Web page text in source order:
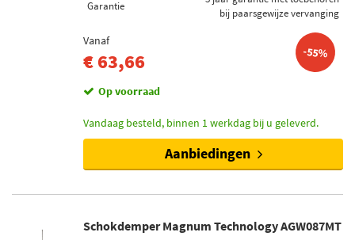
Veerdragende schokdemper (1)
Schokdemper bevestigingstype
Pen bovenaan (90)
Oog onderaan (55)
Klem onderaan (6)
Garantie
bij paarsgewijze vervanging
Vanaf
€ 63,66 -55%
Op voorraad
Vandaag besteld, binnen 1 werkdag bij u geleverd.
Aanbiedingen
Schokdemper Magnum Technology AGW087MT